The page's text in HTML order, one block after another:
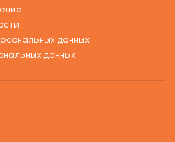
данных
данных